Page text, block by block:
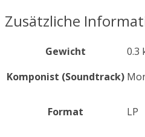
Zusätzliche
Gewicht
0.3
Komponist (Soundtrack)
Format LP